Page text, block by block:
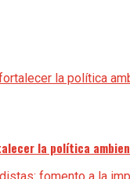
la política